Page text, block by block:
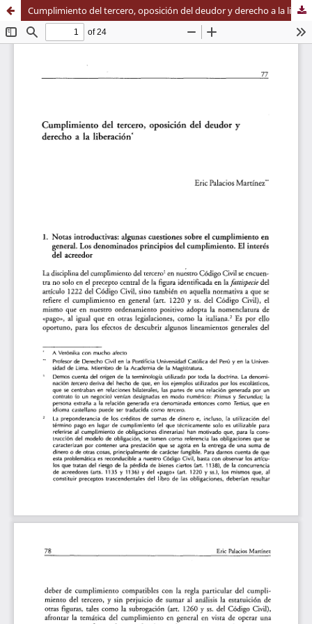
Cumplimiento del tercero, oposición del deudor y derecho a la liberación